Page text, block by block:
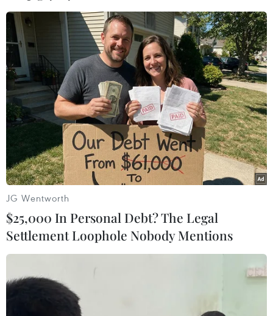
Hàn Quốc: Phát hiện truyền đơn của Triều
Tiên tại Đại học Seoul
Cảnh sát Hàn Quốc đã thu được khoảng 1.500 tờ truyền
đơn tại khu Gwanak của trường này, ở phía Nam thủ đô
và kêu gọi thanh niên không nhập ngũ.
JG Wentworth
$25,000 In Personal Debt? The Legal
Settlement Loophole Nobody Mentions